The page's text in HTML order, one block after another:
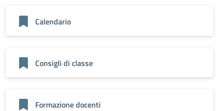
Calendario
Consigli di classe
Formazione docenti